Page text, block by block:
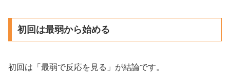
初回は最弱から始める
初回は「最弱で反応を見る」が結論です。